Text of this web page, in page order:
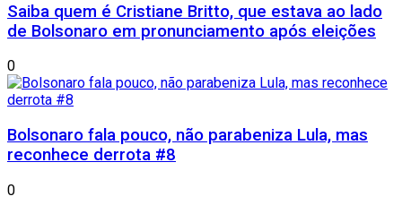
Saiba quem é Cristiane Britto, que estava ao lado
de Bolsonaro em pronunciamento após eleições
0
Bolsonaro fala pouco, não parabeniza Lula, mas
reconhece derrota #8
0